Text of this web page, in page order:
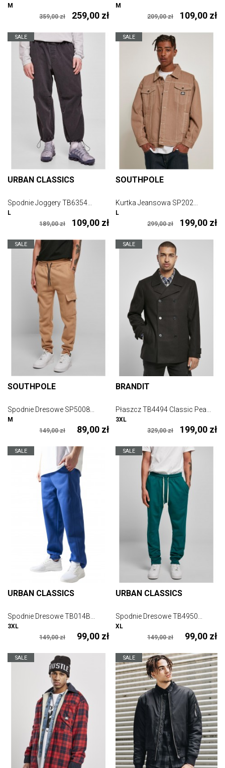
259,00 zł
359,00 zł
M
109,00 zł
209,00 zł
M
SALE
URBAN CLASSICS
Spodnie Joggery TB6354...
109,00 zł
189,00 zł
L
SALE
SOUTHPOLE
Kurtka Jeansowa SP202...
199,00 zł
299,00 zł
L
SALE
SOUTHPOLE
Spodnie Dresowe SP5008...
89,00 zł
149,00 zł
M
SALE
BRANDIT
Płaszcz TB4494 Classic Pea...
199,00 zł
329,00 zł
3XL
SALE
URBAN CLASSICS
Spodnie Dresowe TB014B...
99,00 zł
149,00 zł
3XL
SALE
URBAN CLASSICS
Spodnie Dresowe TB4950...
99,00 zł
149,00 zł
XL
SALE SALE